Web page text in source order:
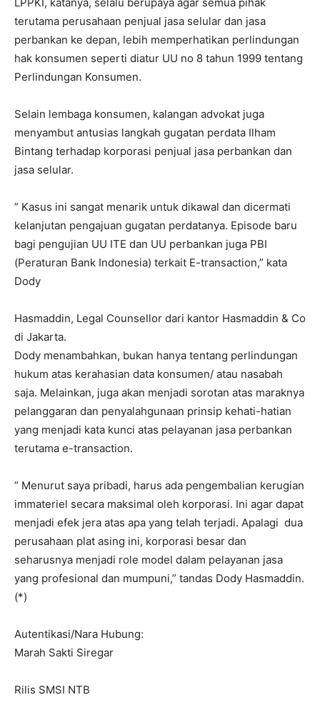
terutama perusahaan penjual jasa selular dan jasa
perbankan ke depan, lebih memperhatikan perlindungan
hak konsumen seperti diatur UU no 8 tahun 1999 tentang
Perlindungan Konsumen.
Selain lembaga konsumen, kalangan advokat juga
menyambut antusias langkah gugatan perdata Ilham
Bintang terhadap korporasi penjual jasa perbankan dan
jasa selular.
” Kasus ini sangat menarik untuk dikawal dan dicermati
kelanjutan pengajuan gugatan perdatanya. Episode baru
bagi pengujian UU ITE dan UU perbankan juga PBI
(Peraturan Bank Indonesia) terkait E-transaction,” kata
Dody
Hasmaddin, Legal Counsellor dari kantor Hasmaddin & Co
di Jakarta.
Dody menambahkan, bukan hanya tentang perlindungan
hukum atas kerahasian data konsumen/ atau nasabah
saja. Melainkan, juga akan menjadi sorotan atas maraknya
pelanggaran dan penyalahgunaan prinsip kehati-hatian
yang menjadi kata kunci atas pelayanan jasa perbankan
terutama e-transaction.
” Menurut saya pribadi, harus ada pengembalian kerugian
immateriel secara maksimal oleh korporasi. Ini agar dapat
menjadi efek jera atas apa yang telah terjadi. Apalagi dua
perusahaan plat asing ini, korporasi besar dan
seharusnya menjadi role model dalam pelayanan jasa
yang profesional dan mumpuni,” tandas Dody Hasmaddin.
(*)
Autentikasi/Nara Hubung:
Marah Sakti Siregar
Rilis SMSI NTB